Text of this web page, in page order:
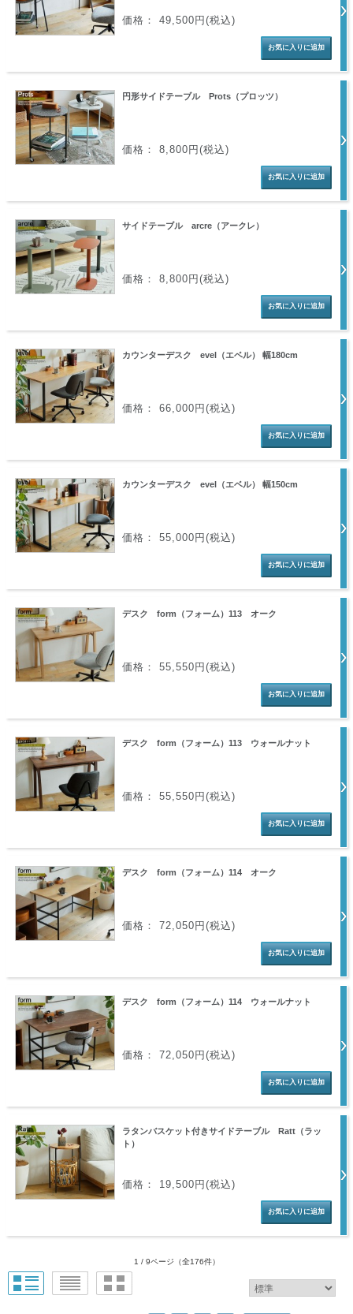
価格： 49,500円(税込)
円形サイドテーブル Prots（プロッツ）
価格： 8,800円(税込)
サイドテーブル arcre（アークレ）
価格： 8,800円(税込)
カウンターデスク evel（エベル） 幅180cm
価格： 66,000円(税込)
カウンターデスク evel（エベル） 幅150cm
価格： 55,000円(税込)
デスク form（フォーム）113 オーク
価格： 55,550円(税込)
デスク form（フォーム）113 ウォールナット
価格： 55,550円(税込)
デスク form（フォーム）114 オーク
価格： 72,050円(税込)
デスク form（フォーム）114 ウォールナット
価格： 72,050円(税込)
ラタンバスケット付きサイドテーブル Ratt（ラッ
ト）
価格： 19,500円(税込)
1 / 9ページ （全176件）